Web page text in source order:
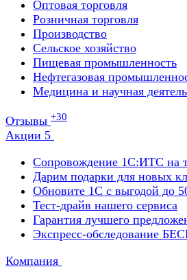
Оптовая торговля
Розничная торговля
Производство
Сельское хозяйство
Пищевая промышленность
Нефтегазовая
Медицина и научная
Отзывы +30
Акции 5
Сопровождение 1С:ИТС на
Дарим подарки для новых
Обновите 1С с выгодой до
Тест-драйв нашего сервиса
Гарантия лучшего
Экспресс-обследование
Компания